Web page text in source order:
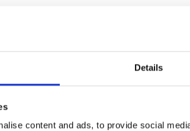
Details
content and ads, to provide social
HEMSIDA
Handel